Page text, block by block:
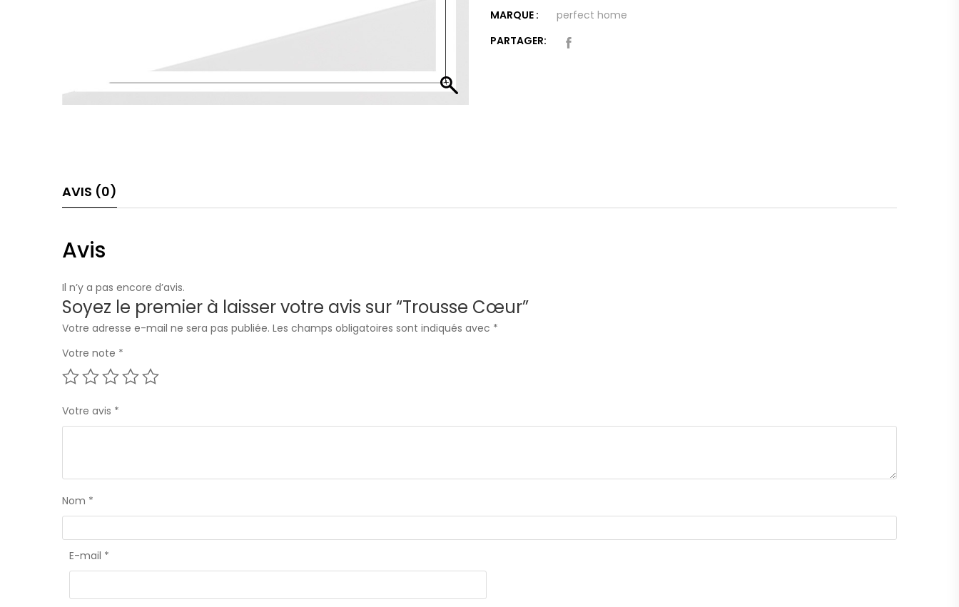
MARQUE :
perfect home
PARTAGER:
AVIS (0)
Avis
Il n’y a pas encore d’avis.
Soyez le premier à laisser votre avis sur “Trousse Cœur”
Votre adresse e-mail ne sera pas publiée. Les champs obligatoires sont indiqués avec *
Votre note *
Votre avis *
Nom *
E-mail *